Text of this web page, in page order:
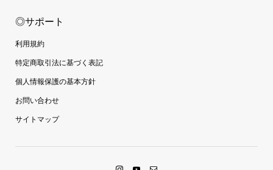
◎サポート
利用規約
特定商取引法に基づく表記
個人情報保護の基本方針
お問い合わせ
サイトマップ